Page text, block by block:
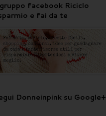
facebook Riciclo
e fai da te
Donneinpink su Google+